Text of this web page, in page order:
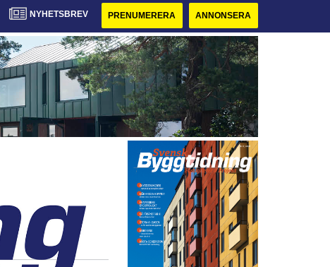
NYHETSBREV PRENUMERERA ANNONSERA